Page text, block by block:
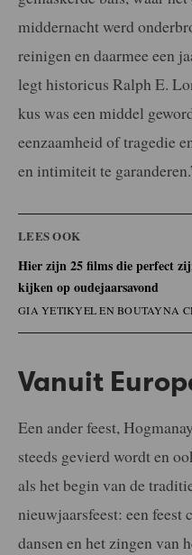
middernacht werd
reinigen en daarmee een
legt historicus Ralph E.
kus was een middel
eenzaamheid of tragedie
en intimiteit te
LEES OOK
Hier zijn 25 films die perfect
kijken op oudejaarsavond
GIA YETIKYEL EN BOUTAYNA
Vanuit
Een ander feest,
steeds gevierd wordt en
als het begin van de
nieuwjaarsfeest: een
dansen en het zingen van